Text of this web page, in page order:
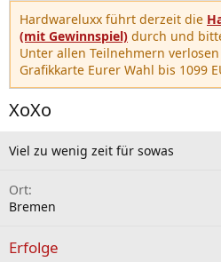
Hardwareluxx führt derzeit die
(mit Gewinnspiel) durch und
Unter allen Teilnehmern
Grafikkarte Eurer Wahl bis 1099
XoXo
Viel zu wenig zeit für sowas
Ort
Bremen
Erfolge